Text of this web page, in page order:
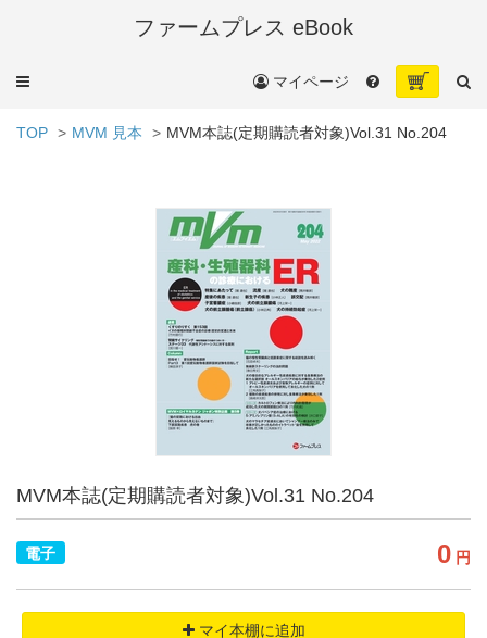
ファームプレス eBook
メ
ュ
マイページ
TOP MVM 見本 MVM本誌(定期購読者対象)Vol.31 No.204
MVM本誌(定期購読者対象)Vol.31 No.204
電子 0 円
マイ本棚に追加